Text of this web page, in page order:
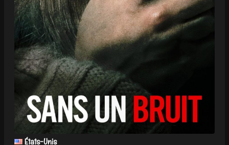
États-Unis